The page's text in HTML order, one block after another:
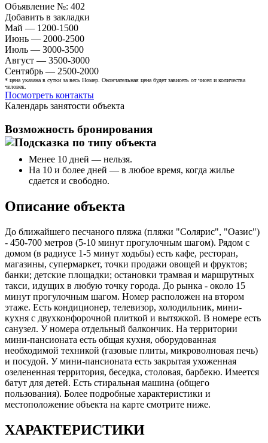
Объявление №: 402
Добавить в закладки
Май — 1200-1500
Июнь — 2000-2500
Июль — 3000-3500
Август — 3500-3000
Сентябрь — 2500-2000
* цена указана в сутки за весь Номер. Окончательная цена будет зависеть от чисел и количества
человек.
Посмотреть контакты
Календарь занятости объекта
Возможность бронирования
Менее 10 дней — нельзя.
На 10 и более дней — в любое время, когда жилье
сдается и свободно.
Описание объекта
До ближайшего песчаного пляжа (пляжи "Солярис", "Оазис")
- 450-700 метров (5-10 минут прогулочным шагом). Рядом с
домом (в радиусе 1-5 минут ходьбы) есть кафе, ресторан,
магазины, супермаркет, точки продажи овощей и фруктов;
банки; детские площадки; остановки трамвая и маршрутных
такси, идущих в любую точку города. До рынка - около 15
минут прогулочным шагом. Номер расположен на втором
этаже. Есть кондиционер, телевизор, холодильник, мини-
кухня с двухконфорочной плиткой и вытяжкой. В номере есть
санузел. У номера отдельный балкончик. На территории
мини-пансионата есть общая кухня, оборудованная
необходимой техникой (газовые плиты, микроволновая печь)
и посудой. У мини-пансионата есть закрытая ухоженная
озелененная территория, беседка, столовая, барбекю. Имеется
батут для детей. Есть стиральная машина (общего
пользования). Более подробные характеристики и
местоположение объекта на карте смотрите ниже.
ХАРАКТЕРИСТИКИ